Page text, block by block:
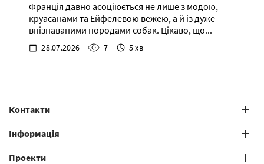
Франція давно асоціюється не лише з модою,
круасанами та Ейфелевою вежею, а й із дуже
впізнаваними породами собак. Цікаво, що...
28.07.2026 7 5 хв
Контакти
+38 (073) 606 74 43 Grooming
Інформація
Проекти